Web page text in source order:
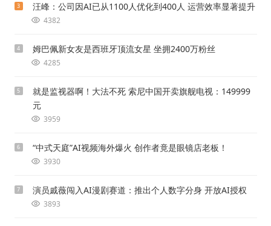
3 汪峰：公司因AI已从1100人优化到400人 运营效率显著提升
4382
4 姆巴佩新女友是西班牙顶流女星 坐拥2400万粉丝
4285
5
就是监视器啊！大法不死 索尼中国开卖旗舰电视：149999
元
3959
6 “中式天庭”AI视频海外爆火 创作者竟是眼镜店老板！
3930
7 演员戚薇闯入AI漫剧赛道：推出个人数字分身 开放AI授权
3893